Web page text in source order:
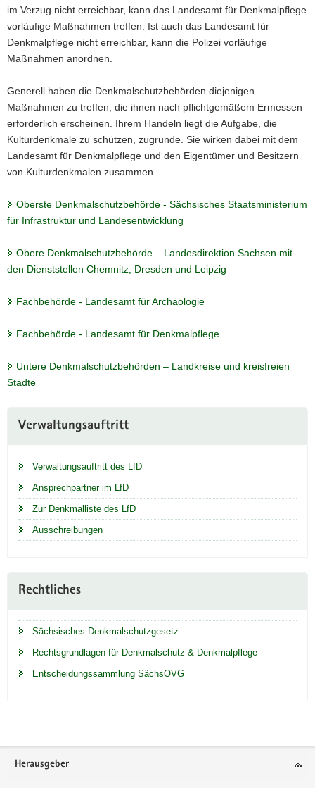
im Verzug nicht erreichbar, kann das Landesamt für Denkmalpflege
vorläufige Maßnahmen treffen. Ist auch das Landesamt für
Denkmalpflege nicht erreichbar, kann die Polizei vorläufige
Maßnahmen anordnen.
Generell haben die Denkmalschutzbehörden diejenigen
Maßnahmen zu treffen, die ihnen nach pflichtgemäßem Ermessen
erforderlich erscheinen. Ihrem Handeln liegt die Aufgabe, die
Kulturdenkmale zu schützen, zugrunde. Sie wirken dabei mit dem
Landesamt für Denkmalpflege und den Eigentümer und Besitzern
von Kulturdenkmalen zusammen.
Oberste Denkmalschutzbehörde - Sächsisches Staatsministerium
für Infrastruktur und Landesentwicklung
Obere Denkmalschutzbehörde – Landesdirektion Sachsen mit
den Dienststellen Chemnitz, Dresden und Leipzig
Fachbehörde - Landesamt für Archäologie
Fachbehörde - Landesamt für Denkmalpflege
Untere Denkmalschutzbehörden – Landkreise und kreisfreien
Städte
Information
Verwaltungsauftritt
Verwaltungsauftritt des LfD
Ansprechpartner im LfD
Zur Denkmalliste des LfD
Ausschreibungen
Rechtliches
Sächsisches Denkmalschutzgesetz
Rechtsgrundlagen für Denkmalschutz & Denkmalpflege
Entscheidungssammlung SächsOVG
Footer-
Herausgeber